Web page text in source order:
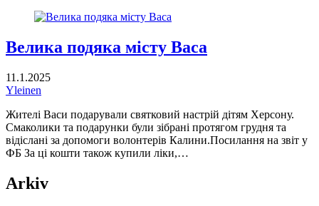
Велика подяка місту Васа
11.1.2025
Yleinen
Жителі Васи подарували святковий настрій дітям Херсону.
Смаколики та подарунки були зібрані протягом грудня та
відіслані за допомоги волонтерів Калини.Посилання на звіт у
ФБ За ці кошти також купили ліки,…
Arkiv